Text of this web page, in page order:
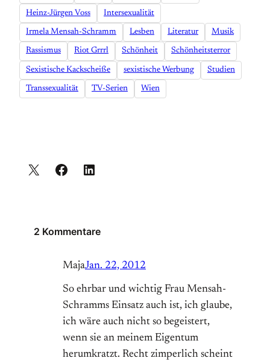
Heinz-Jürgen Voss Intersexualität
Irmela Mensah-Schramm Lesben Literatur Musik
Rassismus Riot Grrrl Schönheit Schönheitsterror
Sexistische Kackscheiße sexistische Werbung Studien
Transsexualität TV-Serien Wien
2 Kommentare
MajaJan. 22, 2012
So ehrbar und wichtig Frau Mensah-
Schramms Einsatz auch ist, ich glaube,
ich wäre auch nicht so begeistert,
wenn sie an meinem Eigentum
herumkratzt. Recht zimperlich scheint